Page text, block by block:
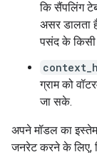
कि सैंपलिंग
असर डालता
पसंद के किसी
ग्राम को
जा सके.
अपने मॉडल का
जनरेट करने के लिए,